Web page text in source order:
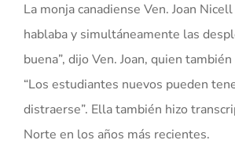
La monja canadiense Ven. Joan
hablaba y simultáneamente las
buena”, dijo Ven. Joan, quien
“Los estudiantes nuevos pueden
distraerse”. Ella también hizo
Norte en los años más recientes.